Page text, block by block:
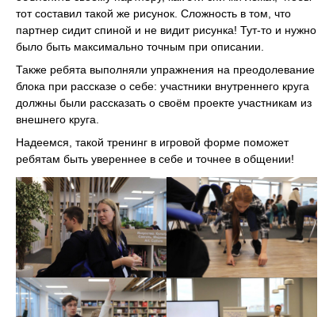
тот составил такой же рисунок. Сложность в том, что
партнер сидит спиной и не видит рисунка! Тут-то и нужно
было быть максимально точным при описании.
Также ребята выполняли упражнения на преодолевание
блока при рассказе о себе: участники внутреннего круга
должны были рассказать о своём проекте участникам из
внешнего круга.
Надеемся, такой тренинг в игровой форме поможет
ребятам быть увереннее в себе и точнее в общении!